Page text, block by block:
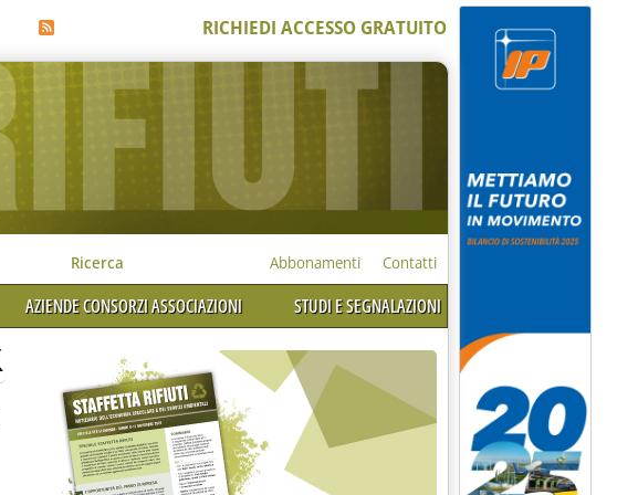
RICHIEDI ACCESSO GRATUITO
Ricerca Abbonamenti Contatti
AZIENDE CONSORZI ASSOCIAZIONI STUDI E SEGNALAZIONI